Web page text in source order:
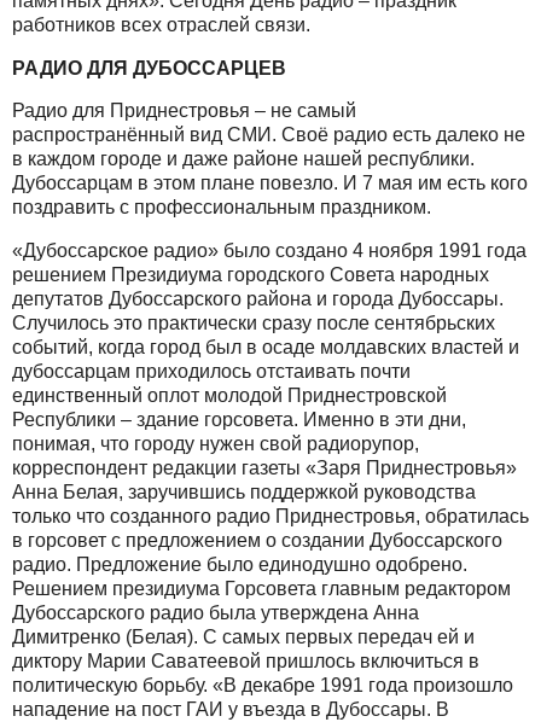
работников всех отраслей связи.
РАДИО ДЛЯ ДУБОССАРЦЕВ
Радио для Приднестровья – не самый
распространённый вид СМИ. Своё радио есть далеко не
в каждом городе и даже районе нашей республики.
Дубоссарцам в этом плане повезло. И 7 мая им есть кого
поздравить с профессиональным праздником.
«Дубоссарское радио» было создано 4 ноября 1991 года
решением Президиума городского Совета народных
депутатов Дубоссарского района и города Дубоссары.
Случилось это практически сразу после сентябрьских
событий, когда город был в осаде молдавских властей и
дубоссарцам приходилось отстаивать почти
единственный оплот молодой Приднестровской
Республики – здание горсовета. Именно в эти дни,
понимая, что городу нужен свой радиорупор,
корреспондент редакции газеты «Заря Приднестровья»
Анна Белая, заручившись поддержкой руководства
только что созданного радио Приднестровья, обратилась
в горсовет с предложением о создании Дубоссарского
радио. Предложение было единодушно одобрено.
Решением президиума Горсовета главным редактором
Дубоссарского радио была утверждена Анна
Димитренко (Белая). С самых первых передач ей и
диктору Марии Саватеевой пришлось включиться в
политическую борьбу. «В декабре 1991 года произошло
нападение на пост ГАИ у въезда в Дубоссары. В